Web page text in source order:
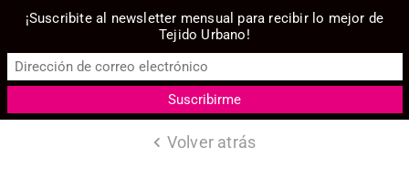
Volver atrás
¡Suscribite al newsletter mensual para recibir lo mejor de
Tejido Urbano!